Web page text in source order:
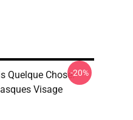
Quelque Chose.
Visage
-20%